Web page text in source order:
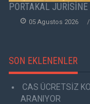
PORTAKAL
05 Agustos 2026
SON EKLENENLER
CAS ÜCRETSİZ
ARANIYOR